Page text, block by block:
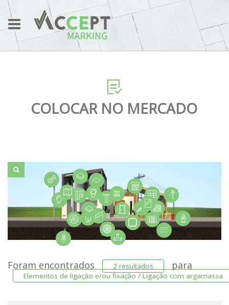
COLOCAR NO MERCADO
Foram encontrados 2 resultados para
Elementos de ligação e/ou fixação / Ligação com argamassa